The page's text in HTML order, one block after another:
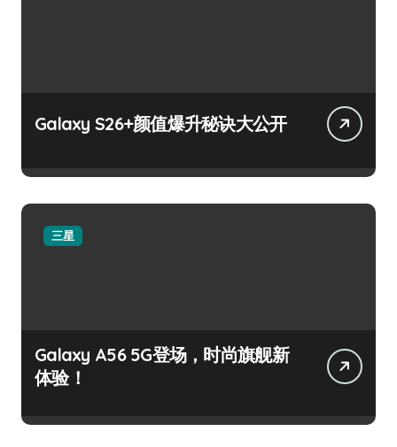
Galaxy S26+颜值爆升秘诀大公开
三星
Galaxy A56 5G登场，时尚旗舰新
体验！